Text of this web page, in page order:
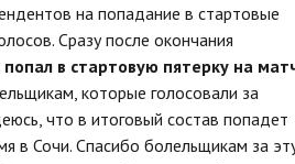
на попадание в стартовые
Сразу после окончания
в стартовую пятерку на
которые голосовали за
что в итоговый состав попадет
в Сочи. Спасибо болельщикам за